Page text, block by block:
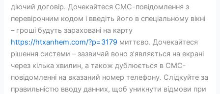
діючий договір. Дочекайтеся СМС-повідомлення з
перевірочним кодом і введіть його в спеціальному вікні
– гроші будуть зараховані на карту
https://htxanhem.com/?p=3179 миттєво. Дочекайтеся
рішення системи – зазвичай воно з’являється на екрані
через кілька хвилин, а також дублюється в СМС-
повідомленні на вказаний номер телефону. Слідкуйте за
правильністю вводу данних, щоб уникнути відмови при